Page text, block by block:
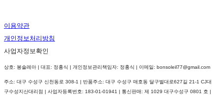
이용약관
개인정보처리방침
사업자정보확인
상호: 봉솔레아 | 대표: 정홍식 | 개인정보관리책임자: 정홍식 | 이메일: bonsoleil77@gmail.com
주소: 대구 수성구 신천동로 308-1 | 반품주소: 대구 수성구 매호동 달구벌대로627길 21-1 CJ대
구수성지산대리점 | 사업자등록번호: 183-01-01941 | 통신판매: 제 1029 대구수성구 0801 호 |